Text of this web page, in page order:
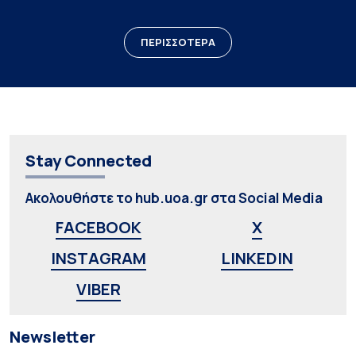
ΠΕΡΙΣΣΟΤΕΡΑ
Stay Connected
Ακολουθήστε το hub.uoa.gr στα Social Media
FACEBOOK
X
INSTAGRAM
LINKEDIN
VIBER
Newsletter